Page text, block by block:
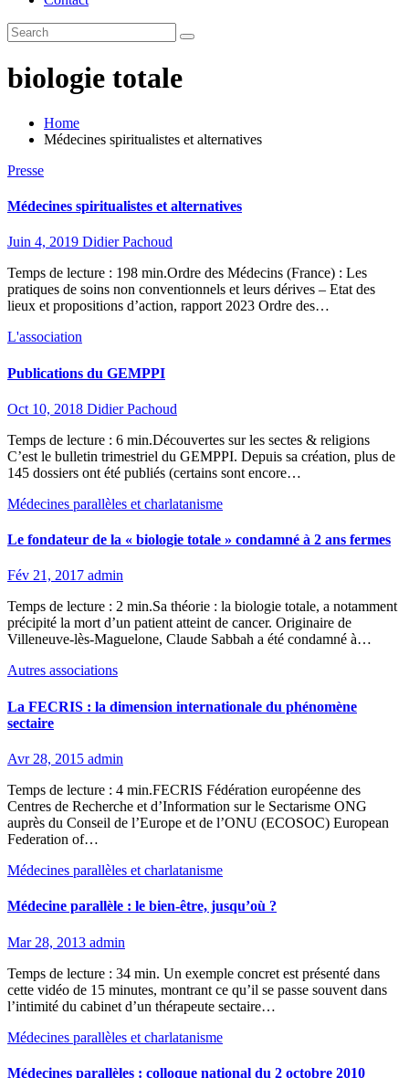
biologie totale
Home
Médecines spiritualistes et alternatives
Presse
Médecines spiritualistes et alternatives
Juin 4, 2019 Didier Pachoud
Temps de lecture : 198 min.Ordre des Médecins (France) : Les
pratiques de soins non conventionnels et leurs dérives – Etat des
lieux et propositions d’action, rapport 2023 Ordre des…
L'association
Publications du GEMPPI
Oct 10, 2018 Didier Pachoud
Temps de lecture : 6 min.Découvertes sur les sectes & religions
C’est le bulletin trimestriel du GEMPPI. Depuis sa création, plus de
145 dossiers ont été publiés (certains sont encore…
Médecines parallèles et charlatanisme
Le fondateur de la « biologie totale » condamné à 2 ans fermes
Fév 21, 2017 admin
Temps de lecture : 2 min.Sa théorie : la biologie totale, a notamment
précipité la mort d’un patient atteint de cancer. Originaire de
Villeneuve-lès-Maguelone, Claude Sabbah a été condamné à…
Autres associations
La FECRIS : la dimension internationale du phénomène
sectaire
Avr 28, 2015 admin
Temps de lecture : 4 min.FECRIS Fédération européenne des
Centres de Recherche et d’Information sur le Sectarisme ONG
auprès du Conseil de l’Europe et de l’ONU (ECOSOC) European
Federation of…
Médecines parallèles et charlatanisme
Médecine parallèle : le bien-être, jusqu’où ?
Mar 28, 2013 admin
Temps de lecture : 34 min. Un exemple concret est présenté dans
cette vidéo de 15 minutes, montrant ce qu’il se passe souvent dans
l’intimité du cabinet d’un thérapeute sectaire…
Médecines parallèles et charlatanisme
Médecines parallèles : colloque national du 2 octobre 2010